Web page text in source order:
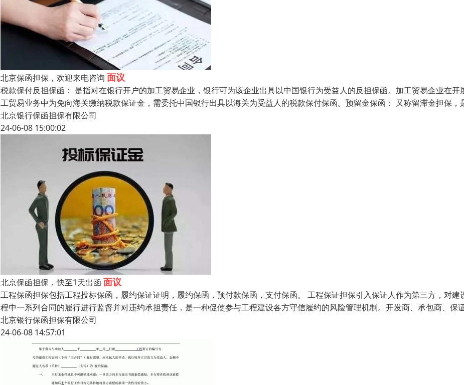
北京保函担保，欢迎来电咨询 面议
税款保付反担保函： 是指对在银行开户的加工贸易企业，银行可为该企业出具以中国银行为受益人的反担保函。加工贸易企业在开
工贸易业务中为免向海关缴纳税款保证金，需委托中国银行出具以海关为受益人的税款保付保函。预留金保函： 又称留滞金担保，
北京银行保函担保有限公司
24-06-08 15:00:02
北京保函担保，快至1天出函 面议
工程保函担保包括工程投标保函，履约保证证明，履约保函，预付款保函，支付保函。 工程保证担保引入保证人作为第三方，对建
程中一系列合同的履行进行监督并对违约承担责任，是一种促使参与工程建设各方守信履约的风险管理机制。开发商、承包商、保
北京银行保函担保有限公司
24-06-08 14:57:01